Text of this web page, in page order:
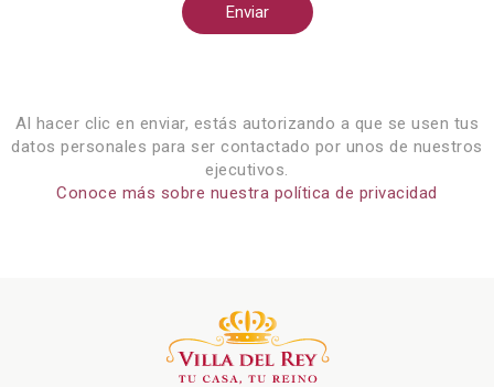
Enviar
Al hacer clic en enviar, estás autorizando a que se usen tus
datos personales para ser contactado por unos de nuestros
ejecutivos.
Conoce más sobre nuestra política de privacidad